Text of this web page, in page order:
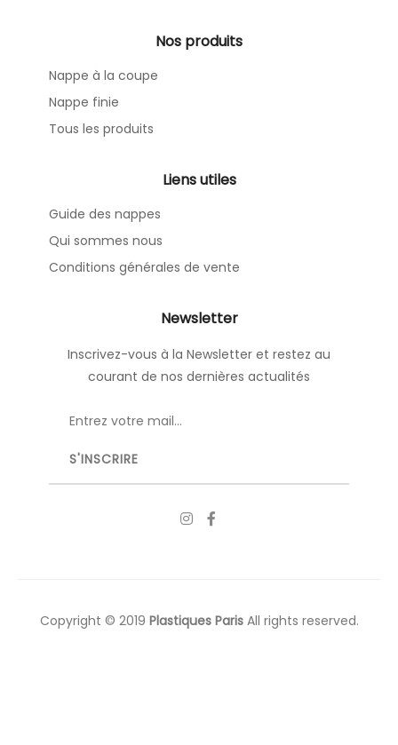
Nos produits
Nappe à la coupe
Nappe finie
Tous les produits
Liens utiles
Guide des nappes
Qui sommes nous
Conditions générales de vente
Newsletter
Inscrivez-vous à la Newsletter et restez au
courant de nos dernières actualités
Copyright © 2019 Plastiques ParisAll rights reserved.